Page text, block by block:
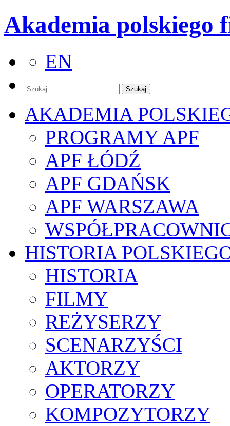
Akademia polskiego
EN
AKADEMIA
PROGRAMY APF
APF ŁÓDŹ
APF GDAŃSK
APF WARSZAWA
HISTORIA
HISTORIA
FILMY
REŻYSERZY
SCENARZYŚCI
AKTORZY
OPERATORZY
KOMPOZYTORZY